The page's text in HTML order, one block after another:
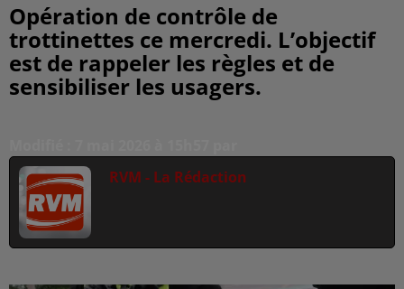
Opération de contrôle de
trottinettes ce mercredi. L’objectif
est de rappeler les règles et de
sensibiliser les usagers.
RVM - La Rédaction